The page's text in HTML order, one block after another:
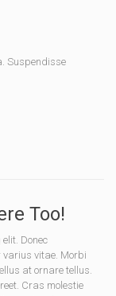
Suspendisse
Too!
Donec
varius vitae. Morbi
at ornare tellus.
Cras molestie